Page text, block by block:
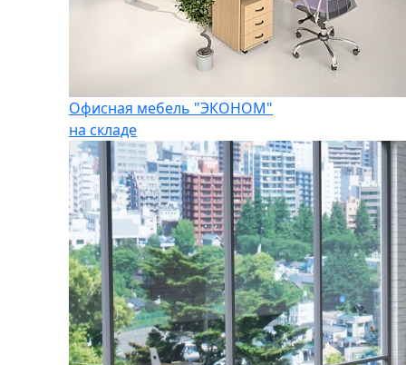
Офисная мебель "ЭКОНОМ"
на складе